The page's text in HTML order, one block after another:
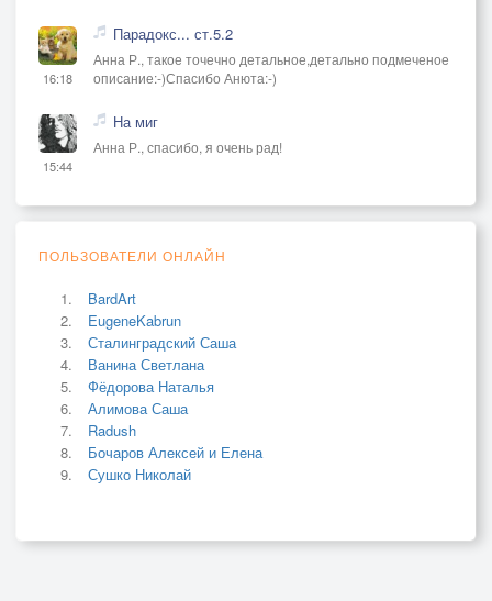
16:18
Парадокс... ст.5.2
Анна Р., такое точечно детальное,детально подмеченое
описание:-)Спасибо Анюта:-)
15:44
На миг
Анна Р., спасибо, я очень рад!
ПОЛЬЗОВАТЕЛИ ОНЛАЙН
BardArt
EugeneKabrun
Сталинградский Саша
Ванина Светлана
Фёдорова Наталья
Алимова Саша
Radush
Бочаров Алексей и Елена
Сушко Николай